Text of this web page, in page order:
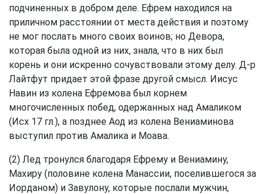
подчиненных в добром деле. Ефрем находился на
приличном расстоянии от места действия и поэтому
не мог послать много своих воинов; но Девора,
которая была одной из них, знала, что в них был
корень и они искренно сочувствовали этому делу. Д-р
Лайтфут придает этой фразе другой смысл. Иисус
Навин из колена Ефремова был корнем
многочисленных побед, одержанных над Амаликом
(Исх 17 гл.), а позднее Аод из колена Вениаминова
выступил против Амалика и Моава.
(2) Лед тронулся благодаря Ефрему и Вениамину,
Махиру (половине колена Манассии, поселившегося за
Иорданом) и Завулону, которые послали мужчин,